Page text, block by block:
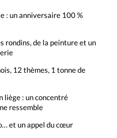
: un anniversaire 100 %
rondins, de la peinture et un
12 thèmes, 1 tonne de
liège : un concentré
ressemble
et un appel du cœur